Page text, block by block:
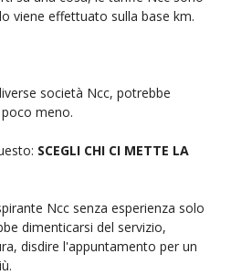
viene effettuato sulla base km.
società Ncc, potrebbe
meno.
SCEGLI CHI CI METTE LA
Ncc senza esperienza solo
dimenticarsi del servizio,
disdire l'appuntamento per un